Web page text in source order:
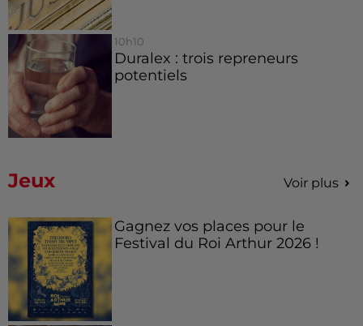
10h10
Duralex : trois repreneurs
potentiels
Jeux Voir plus
Gagnez vos places pour le
Festival du Roi Arthur 2026 !